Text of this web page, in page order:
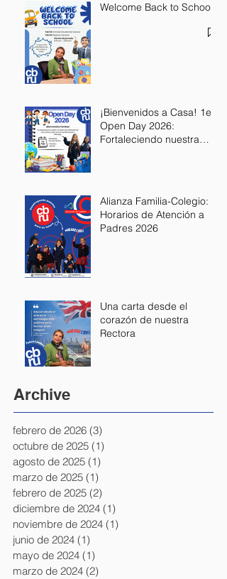
Welcome Back to School
¡Bienvenidos a Casa! 1er
Open Day 2026:
Fortaleciendo nuestra
Alianza Familia-Colegio:
Horarios de Atención a
Padres 2026
Una carta desde el
corazón de nuestra
Rectora
Archive
febrero de 2026 (3)
octubre de 2025 (1)
agosto de 2025 (1)
marzo de 2025 (1)
febrero de 2025 (2)
diciembre de 2024 (1)
noviembre de 2024 (1)
junio de 2024 (1)
mayo de 2024 (1)
marzo de 2024 (2)